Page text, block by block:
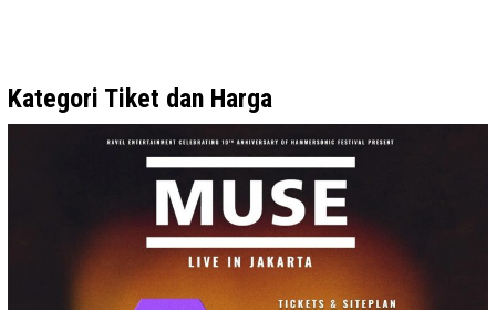
Kategori Tiket dan Harga